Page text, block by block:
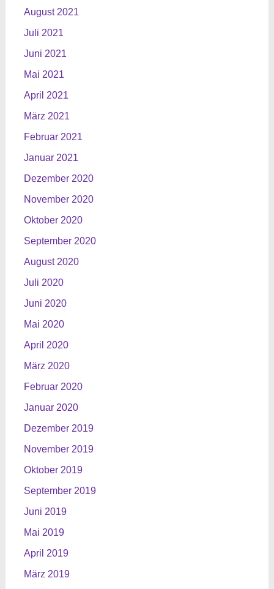
August 2021
Juli 2021
Juni 2021
Mai 2021
April 2021
März 2021
Februar 2021
Januar 2021
Dezember 2020
November 2020
Oktober 2020
September 2020
August 2020
Juli 2020
Juni 2020
Mai 2020
April 2020
März 2020
Februar 2020
Januar 2020
Dezember 2019
November 2019
Oktober 2019
September 2019
Juni 2019
Mai 2019
April 2019
März 2019